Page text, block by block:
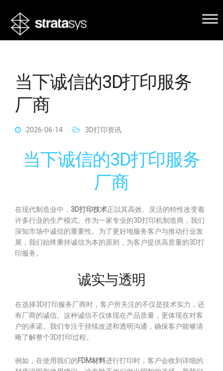
当下诚信的3D打印服务
厂商
2026-06-14 3D打印资讯
当下诚信的3D打印服务
厂商
在现代制造业中， 3D打印技术正以其高效、灵活的特性改变着
许多行业的生产模式。作为一家专业的3D打印机制造商，我们
深知市场中诚信的重要性。为了更好地服务客户与推动行业发
展，我们始终秉持诚信为本的原则，为客户提供高质量的3D打
印服务。
诚实与透明
在选择3D打印服务厂商时，客户所关注的不仅是技术实力，还
有厂商的诚信。这种诚信不仅体现在产品质量，更体现在对客
户的承诺。我们专注于持续改进和透明沟通，确保客户能够清
晰了解整个3D打印过程。
例如，在使用我们的FDM材料进行打印时，客户会收到详细的